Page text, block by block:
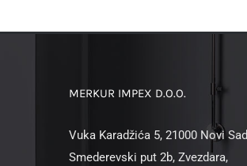
MERKUR IMPEX D.O.O.
Vuka Karadžića 5, 21000 Novi Sad
Smederevski put 2b, Zvezdara,